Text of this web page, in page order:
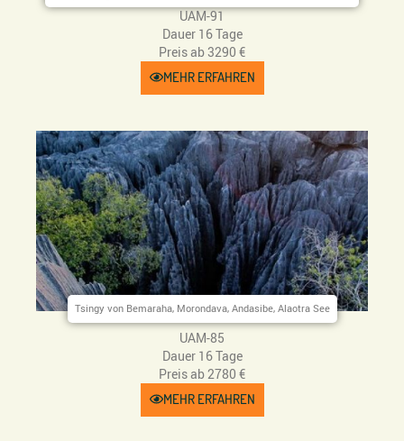
UAM-91
Dauer 16 Tage
Preis ab 3290 €
MEHR ERFAHREN
Tsingy von Bemaraha, Morondava, Andasibe, Alaotra See
UAM-85
Dauer 16 Tage
Preis ab 2780 €
MEHR ERFAHREN